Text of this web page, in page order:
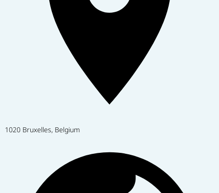
1020 Bruxelles, Belgium